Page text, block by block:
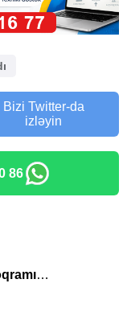
Bizi Twitter-da
izləyin
86
–